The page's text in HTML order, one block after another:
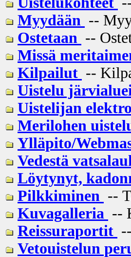
Myydään --
Ostetaan --
Missä
Kilpailut --
Uistelu
Uistelijan
Merilohen
Ylläpito/
Vedestä
Löytynyt,
Pilkkiminen --
Kuvagalleria --
Reissuraportit
Vetouistelun